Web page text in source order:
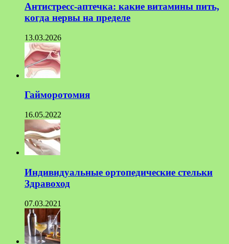
Антистресс-аптечка: какие витамины пить,
когда нервы на пределе
13.03.2026
Гайморотомия
16.05.2022
Индивидуальные ортопедические стельки
Здравоход
07.03.2021